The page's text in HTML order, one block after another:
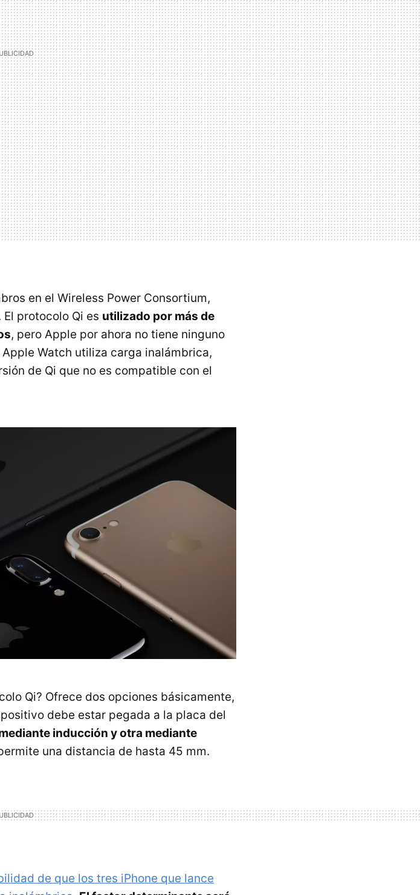
en el Wireless Power Consortium,
El protocolo Qi es utilizado por más de
, pero Apple por ahora no tiene ninguno
Watch utiliza carga inalámbrica,
de Qi que no es compatible con el
Qi? Ofrece dos opciones básicamente,
debe estar pegada a la placa del
inducción y otra mediante
una distancia de hasta 45 mm.
de que los tres iPhone que lance